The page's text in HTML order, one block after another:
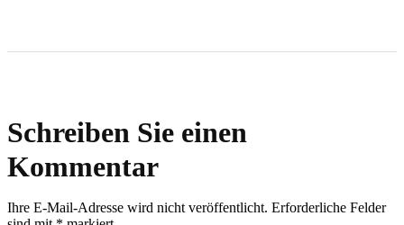
Schreiben Sie einen
Kommentar
Ihre E-Mail-Adresse wird nicht veröffentlicht. Erforderliche Felder